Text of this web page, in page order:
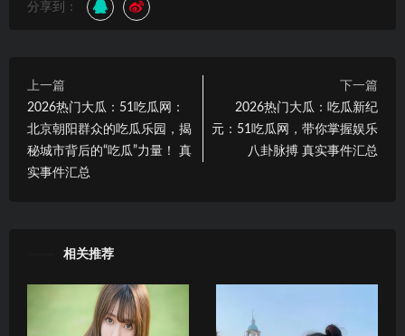
分享到：
上一篇
2026热门大瓜：51吃瓜网：
北京朝阳群众的吃瓜乐园，揭
秘城市背后的“吃瓜”力量！ 真
实事件汇总
下一篇
2026热门大瓜：吃瓜新纪
元：51吃瓜网，带你掌握娱乐
八卦脉搏 真实事件汇总
相关推荐